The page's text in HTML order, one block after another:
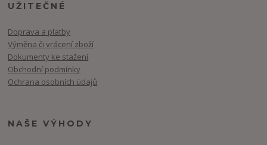
UŽITEČNÉ
Doprava a platby
Výměna či vrácení zboží
Dokumenty ke stažení
Obchodní podmínky
Ochrana osobních údajů
NAŠE VÝHODY